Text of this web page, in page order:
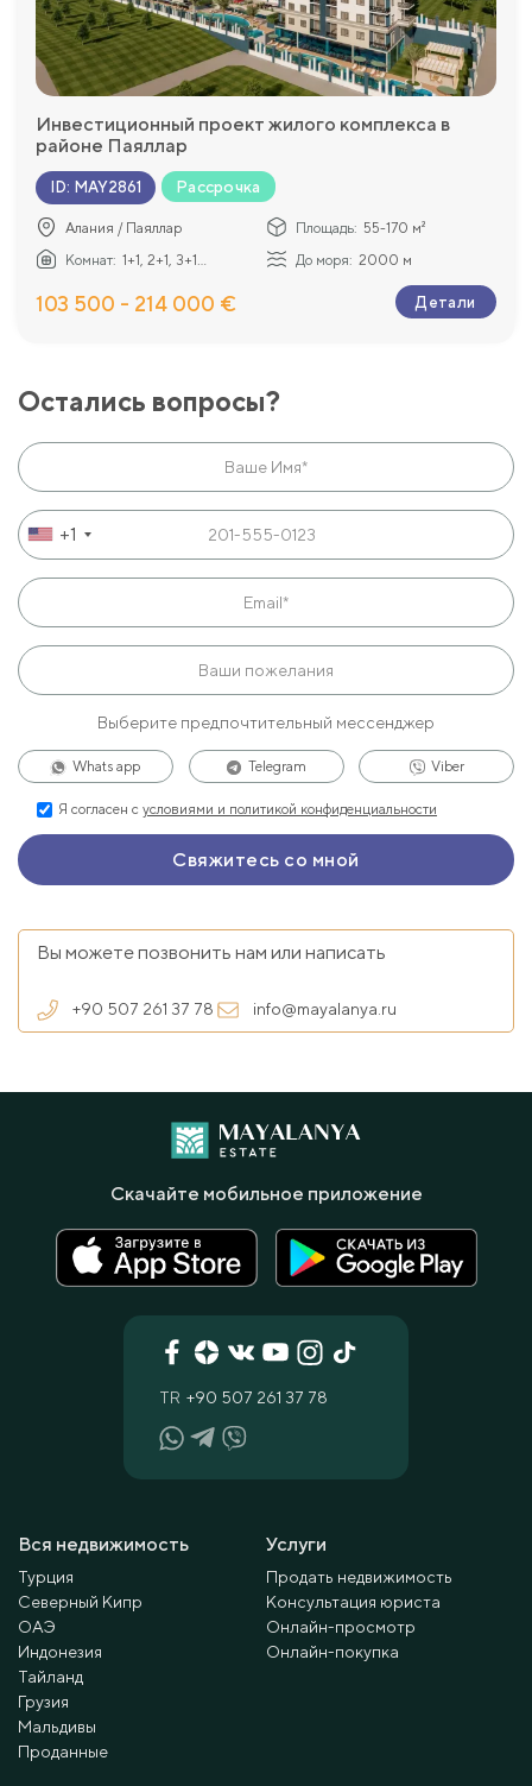
Инвестиционный проект жилого комплекса в
районе Паяллар
ID: MAY2861 Рассрочка
Алания / Паяллар Площадь: 55-170 м²
Комнат: 1+1, 2+1, 3+1... До моря: 2000 м
103 500 - 214 000 € Детали
Остались вопросы?
+1
Выберите предпочтительный мессенджер
Whats app Telegram Viber
Я согласен с условиями и политикой конфиденциальности
Вы можете позвонить нам или написать
+90 507 261 37 78 info@mayalanya.ru
Вся недвижимость
Турция
Северный Кипр
ОАЭ
Индонезия
Тайланд
Грузия
Мальдивы
Проданные
Услуги
Продать недвижимость
Консультация юриста
Онлайн-просмотр
Онлайн-покупка
TR +90 507 261 37 78
Скачайте мобильное приложение